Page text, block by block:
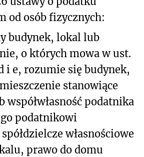
od osób fizycznych:
budynek, lokal lub
o których mowa w ust.
i e, rozumie się budynek,
stanowiące
współwłasność podatnika
podatnikowi
własnościowe
prawo do domu